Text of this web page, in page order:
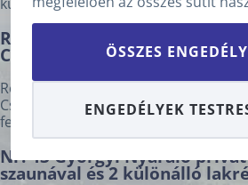
ÖSSZES
ENGEDÉLYEK
kutyabarát, csendes elhelyezkedés.
Romsics Pince Vendégház –
Cserszegtomaj (Nr. 219)
Romsics Pince Vendégház – önálló,
Cserszegtomajon, panorámás
fedett autóbeállóval. Keszthelyi
Nr. 43 Györgyi Nyaraló
szaunával és 2 különálló
FELNŐTTEK SZÁMA*